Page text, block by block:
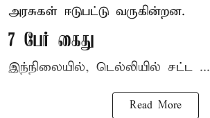
அரசுகள் ஈடுபட்டு வருகின்றன.
7 பேர் கைது
இந்நிலையில், டெல்லியில் சட்ட ...
Read More